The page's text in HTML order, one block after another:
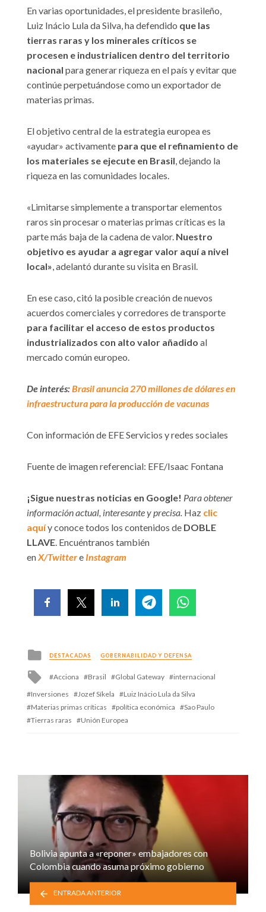
En varias oportunidades, el presidente brasileño,
Luiz Inácio Lula da Silva, ha defendido que las
tierras raras y los minerales críticos se
procesen e industrialicen dentro del territorio
nacional para generar riqueza en el país y evitar que
continúe perpetuándose como un exportador de
materias primas.
El objetivo central de la estrategia europea es
«ayudar» activamente para que el refinamiento de
los materiales se ejecute en Brasil , dejando la
riqueza en las comunidades locales.
«Limitarse simplemente a transportar elementos
raros sin procesar o materias primas críticas es la
parte más baja de la cadena de valor. Nuestro
objetivo es ayudar a agregar valor aquí a nivel
local» , adelantó durante su visita en Brasil.
En ese caso, citó la posible creación de nuevos
acuerdos comerciales y corredores de transporte
para facilitar el acceso de estos productos
industrializados con alto valor añadido al
mercado común europeo.
De interés:Brasil anuncia 270 millones de dólares en
infraestructura para la producción de vacunas
Con información de EFE Servicios y redes sociales
Fuente de imagen referencial: EFE/Isaac Fontana
¡Sigue nuestras noticias en Google! Para obtener
información actual, interesante y precisa. Haz clic
aquíy conoce todos los contenidos de DOBLE
LLAVE . Encuéntranos también
en X/Twittere Instagram
Posted
in
DESTACADAS GOBERNABILIDAD Y DEFENSA
Tagged
Acciona Brasil Global Gateway
internacional
Inversiones
Jozef Síkela
Luiz Inácio Lula da Silva
Materias primas críticas
política económica
Sao Paulo
Tierras raras
Unión Europea
Bolivia apunta a «reponer» embajadores con
Colombia cuando asuma próximo gobierno
ENTRADA ANTERIOR